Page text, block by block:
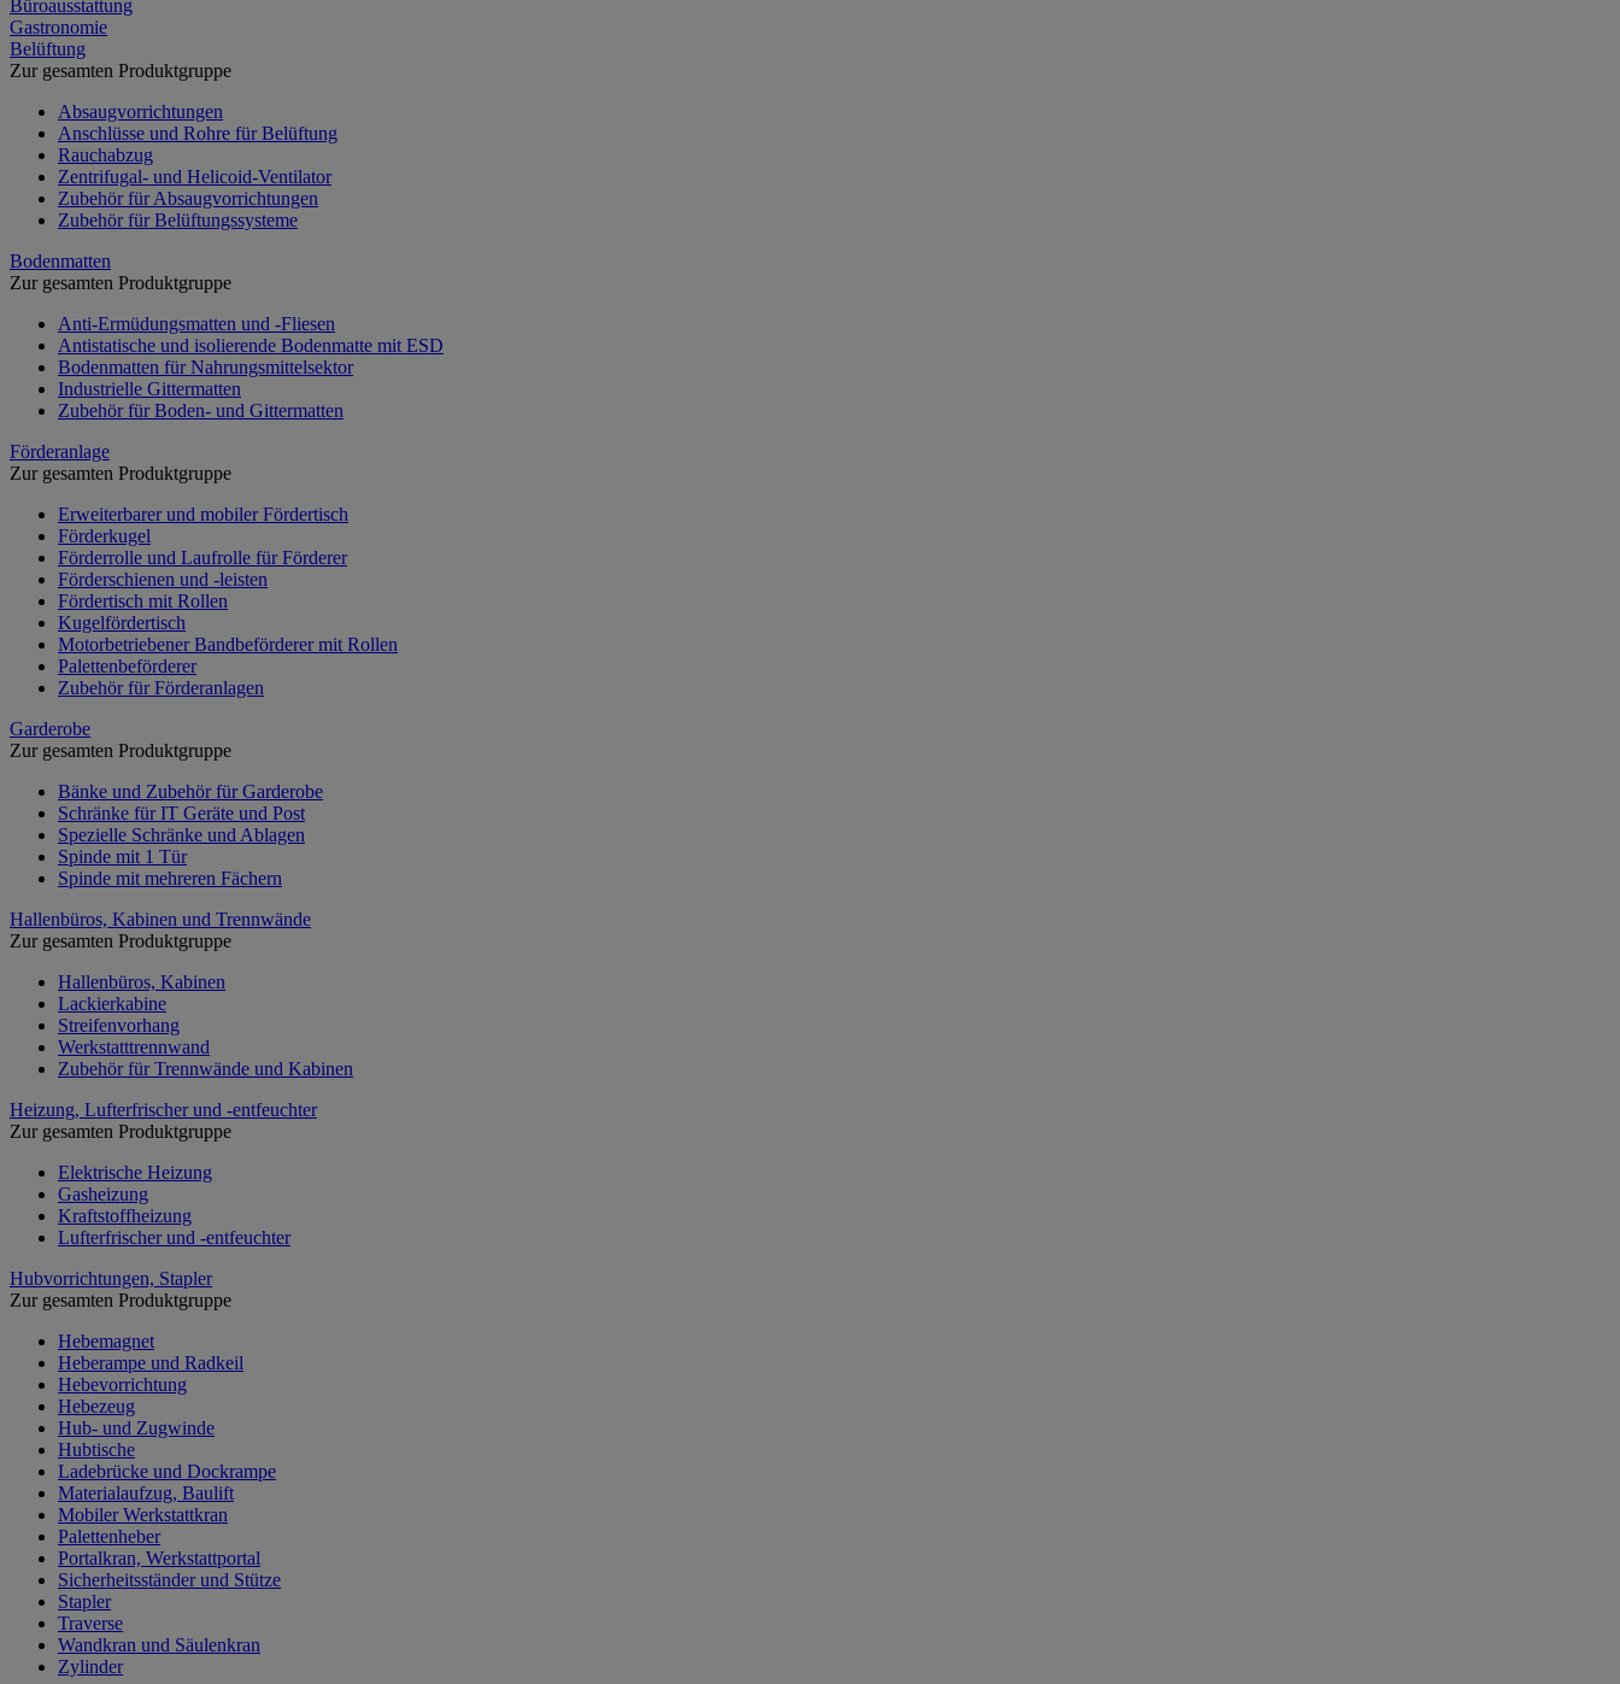
Büroausstattung
Gastronomie
Belüftung
Zur gesamten Produktgruppe
Absaugvorrichtungen
Anschlüsse und Rohre für Belüftung
Rauchabzug
Zentrifugal- und Helicoid-Ventilator
Zubehör für Absaugvorrichtungen
Zubehör für Belüftungssysteme
Bodenmatten
Zur gesamten Produktgruppe
Anti-Ermüdungsmatten und -Fliesen
Antistatische und isolierende Bodenmatte mit ESD
Bodenmatten für Nahrungsmittelsektor
Industrielle Gittermatten
Zubehör für Boden- und Gittermatten
Förderanlage
Zur gesamten Produktgruppe
Erweiterbarer und mobiler Fördertisch
Förderkugel
Förderrolle und Laufrolle für Förderer
Förderschienen und -leisten
Fördertisch mit Rollen
Kugelfördertisch
Motorbetriebener Bandbeförderer mit Rollen
Palettenbeförderer
Zubehör für Förderanlagen
Garderobe
Zur gesamten Produktgruppe
Bänke und Zubehör für Garderobe
Schränke für IT Geräte und Post
Spezielle Schränke und Ablagen
Spinde mit 1 Tür
Spinde mit mehreren Fächern
Hallenbüros, Kabinen und Trennwände
Zur gesamten Produktgruppe
Hallenbüros, Kabinen
Lackierkabine
Streifenvorhang
Werkstatttrennwand
Zubehör für Trennwände und Kabinen
Heizung, Lufterfrischer und -entfeuchter
Zur gesamten Produktgruppe
Elektrische Heizung
Gasheizung
Kraftstoffheizung
Lufterfrischer und -entfeuchter
Hubvorrichtungen, Stapler
Zur gesamten Produktgruppe
Hebemagnet
Heberampe und Radkeil
Hebevorrichtung
Hebezeug
Hub- und Zugwinde
Hubtische
Ladebrücke und Dockrampe
Materialaufzug, Baulift
Mobiler Werkstattkran
Palettenheber
Portalkran, Werkstattportal
Sicherheitsständer und Stütze
Stapler
Traverse
Wandkran und Säulenkran
Zylinder